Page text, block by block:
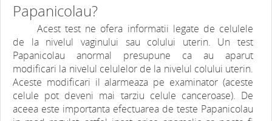
Papanicolau?
Acest test ne ofera informatii legate de celulele
de la nivelul vaginului sau colului uterin. Un test
Papanicolau anormal presupune ca au aparut
modificari la nivelul celulelor de la nivelul colului uterin.
Aceste modificari il alarmeaza pe examinator (aceste
celule pot deveni mai tarziu celule canceroase). De
aceea este importanta efectuarea de teste Papanicolau